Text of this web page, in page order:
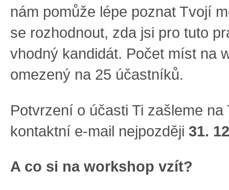
nám pomůže lépe poznat Tvojí
se rozhodnout, zda jsi pro tuto
vhodný kandidát. Počet míst na
omezený na 25 účastníků.
Potvrzení o účasti Ti zašleme na
kontaktní e-mail nejpozději 31.
A co si na workshop vzít?